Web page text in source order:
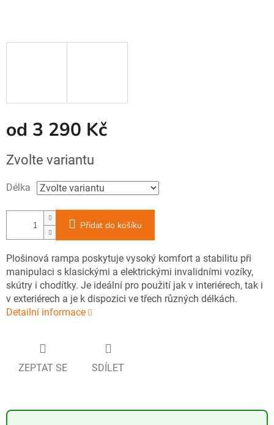
od 3 290 Kč
Měrná
cena:
Zvolte variantu
Délka
Přidat do košíku
Plošinová rampa poskytuje vysoký komfort a stabilitu při
manipulaci s klasickými a elektrickými invalidními vozíky,
skútry i chodítky. Je ideální pro použití jak v interiérech, tak i
v exteriérech a je k dispozici ve třech různých délkách.
Detailní informace
ZEPTAT SE SDÍLET